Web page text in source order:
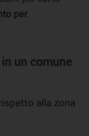
per
un comune
alla zona